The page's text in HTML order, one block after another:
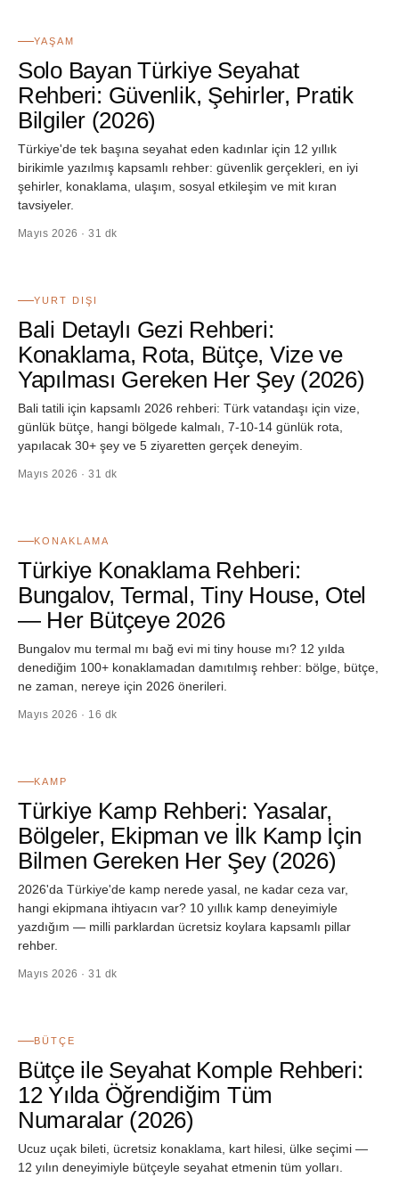
YAŞAM
Solo Bayan Türkiye Seyahat
Rehberi: Güvenlik, Şehirler, Pratik
Bilgiler (2026)
Türkiye'de tek başına seyahat eden kadınlar için 12 yıllık
birikimle yazılmış kapsamlı rehber: güvenlik gerçekleri, en iyi
şehirler, konaklama, ulaşım, sosyal etkileşim ve mit kıran
tavsiyeler.
Mayıs 2026 · 31 dk
YURT DIŞI
Bali Detaylı Gezi Rehberi:
Konaklama, Rota, Bütçe, Vize ve
Yapılması Gereken Her Şey (2026)
Bali tatili için kapsamlı 2026 rehberi: Türk vatandaşı için vize,
günlük bütçe, hangi bölgede kalmalı, 7-10-14 günlük rota,
yapılacak 30+ şey ve 5 ziyaretten gerçek deneyim.
Mayıs 2026 · 31 dk
KONAKLAMA
Türkiye Konaklama Rehberi:
Bungalov, Termal, Tiny House, Otel
— Her Bütçeye 2026
Bungalov mu termal mı bağ evi mi tiny house mı? 12 yılda
denediğim 100+ konaklamadan damıtılmış rehber: bölge, bütçe,
ne zaman, nereye için 2026 önerileri.
Mayıs 2026 · 16 dk
KAMP
Türkiye Kamp Rehberi: Yasalar,
Bölgeler, Ekipman ve İlk Kamp İçin
Bilmen Gereken Her Şey (2026)
2026'da Türkiye'de kamp nerede yasal, ne kadar ceza var,
hangi ekipmana ihtiyacın var? 10 yıllık kamp deneyimiyle
yazdığım — milli parklardan ücretsiz koylara kapsamlı pillar
rehber.
Mayıs 2026 · 31 dk
BÜTÇE
Bütçe ile Seyahat Komple Rehberi:
12 Yılda Öğrendiğim Tüm
Numaralar (2026)
Ucuz uçak bileti, ücretsiz konaklama, kart hilesi, ülke seçimi —
12 yılın deneyimiyle bütçeyle seyahat etmenin tüm yolları.